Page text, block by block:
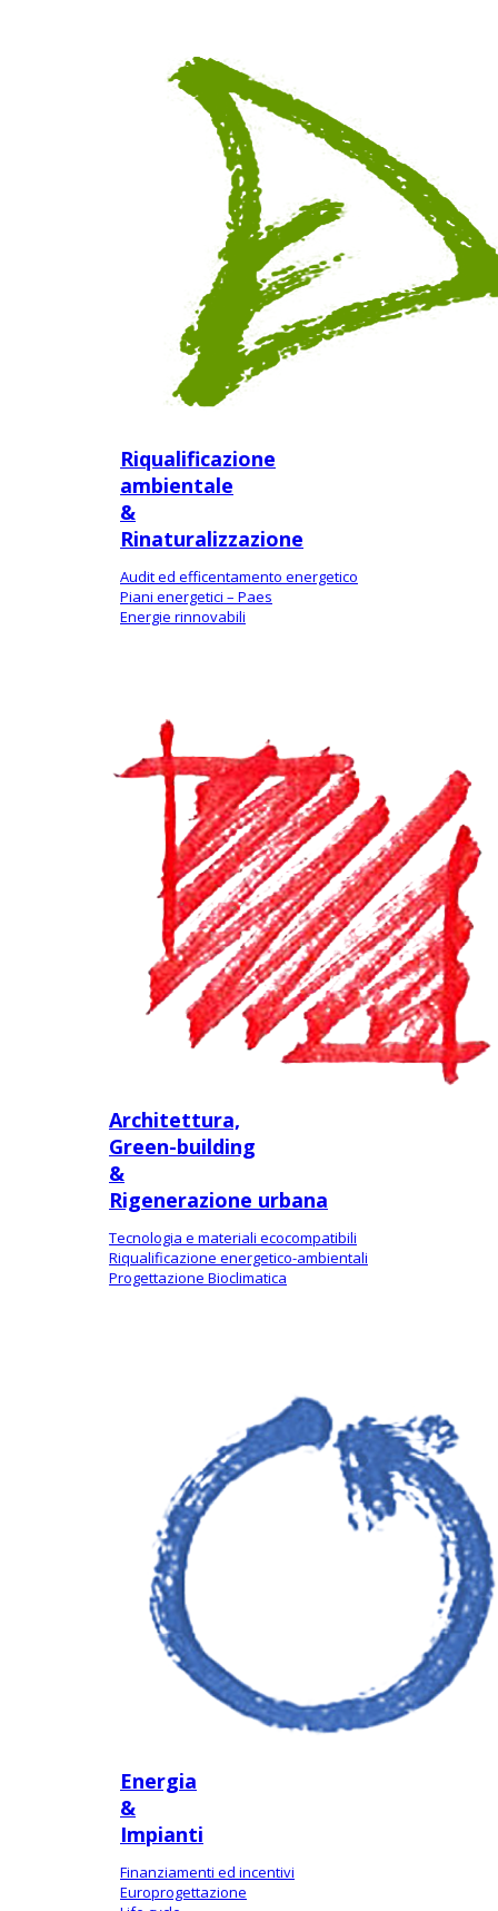
Riqualificazione
ambientale
&
Rinaturalizzazione
Audit ed efficentamento energetico
Piani energetici – Paes
Energie rinnovabili
Architettura,
Green-building
&
Rigenerazione urbana
Tecnologia e materiali ecocompatibili
Riqualificazione energetico-ambientali
Progettazione Bioclimatica
Energia
&
Impianti
Finanziamenti ed incentivi
Europrogettazione